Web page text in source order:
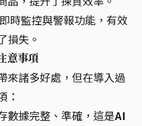
時監控與警報功能，有效
損失。
意事項
來諸多好處，但在導入過
：
數據完整、準確，這是AI